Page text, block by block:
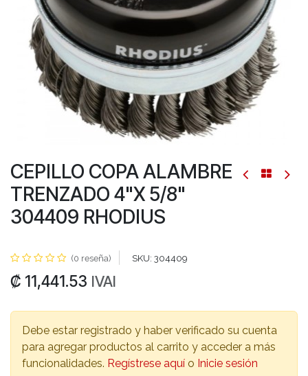
CEPILLO COPA ALAMBRE
TRENZADO 4"X 5/8"
304409 RHODIUS
(0 reseña) SKU: 304409
₡ 11,441.53 IVAI
Debe estar registrado y haber verificado su cuenta
para agregar productos al carrito y acceder a más
funcionalidades. Regístrese aquí o Inicie sesión